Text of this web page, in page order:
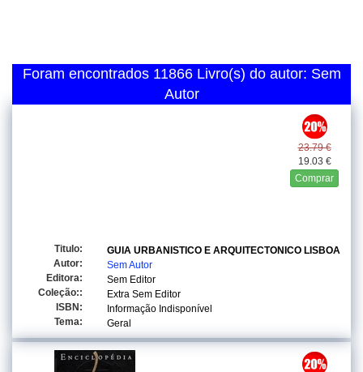
Foram encontrados 11866 Livro(s) do autor: Sem
Autor
23.79 €
19.03 €
Comprar
Titulo:
GUIA URBANISTICO E ARQUITECTONICO LISBOA
Autor:
Sem Autor
Editora:
Sem Editor
Coleção::
Extra Sem Editor
ISBN:
Informação Indisponível
Tema:
Geral